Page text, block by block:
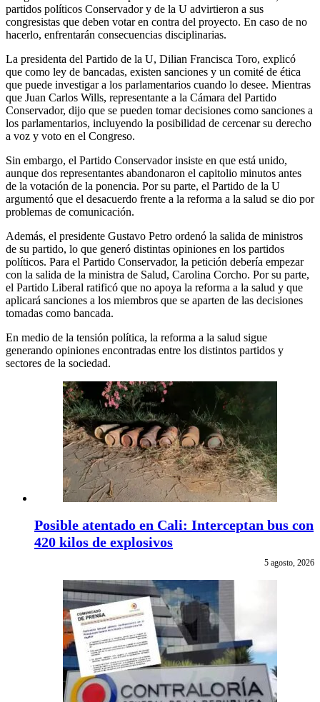
partidos políticos Conservador y de la U advirtieron a sus
congresistas que deben votar en contra del proyecto. En caso de no
hacerlo, enfrentarán consecuencias disciplinarias.
La presidenta del Partido de la U, Dilian Francisca Toro, explicó
que como ley de bancadas, existen sanciones y un comité de ética
que puede investigar a los parlamentarios cuando lo desee. Mientras
que Juan Carlos Wills, representante a la Cámara del Partido
Conservador, dijo que se pueden tomar decisiones como sanciones a
los parlamentarios, incluyendo la posibilidad de cercenar su derecho
a voz y voto en el Congreso.
Sin embargo, el Partido Conservador insiste en que está unido,
aunque dos representantes abandonaron el capitolio minutos antes
de la votación de la ponencia. Por su parte, el Partido de la U
argumentó que el desacuerdo frente a la reforma a la salud se dio por
problemas de comunicación.
Además, el presidente Gustavo Petro ordenó la salida de ministros
de su partido, lo que generó distintas opiniones en los partidos
políticos. Para el Partido Conservador, la petición debería empezar
con la salida de la ministra de Salud, Carolina Corcho. Por su parte,
el Partido Liberal ratificó que no apoya la reforma a la salud y que
aplicará sanciones a los miembros que se aparten de las decisiones
tomadas como bancada.
En medio de la tensión política, la reforma a la salud sigue
generando opiniones encontradas entre los distintos partidos y
sectores de la sociedad.
Posible atentado en Cali: Interceptan bus con
420 kilos de explosivos
5 agosto, 2026